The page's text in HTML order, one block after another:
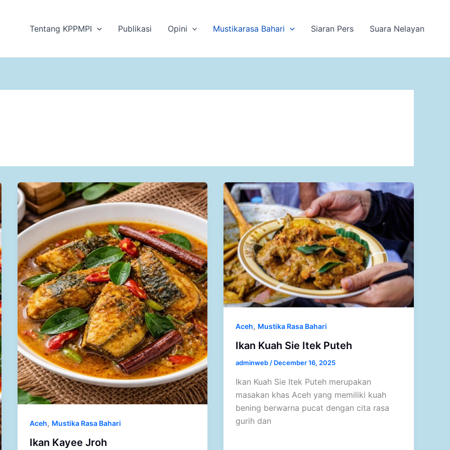
Tentang KPPMPI Publikasi Opini Mustikarasa Bahari Siaran Pers Suara Nelayan
Aceh, Mustika Rasa Bahari
Ikan Kayee Jroh
Aceh, Mustika Rasa Bahari
Ikan Kuah Sie Itek Puteh
adminweb/ December 16, 2025
Ikan Kuah Sie Itek Puteh merupakan
masakan khas Aceh yang memiliki kuah
bening berwarna pucat dengan cita rasa
gurih dan